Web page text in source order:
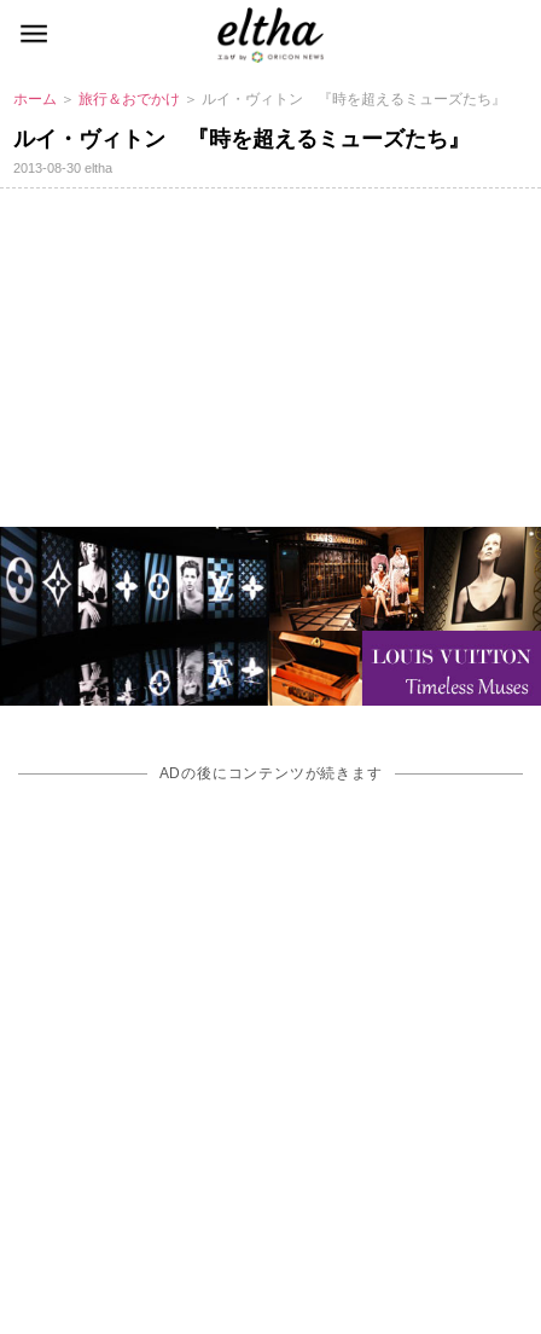
ホーム ＞旅行＆おでかけ ＞ ルイ・ヴィトン 『時を超えるミューズたち』
ルイ・ヴィトン 『時を超えるミューズたち』
2013-08-30eltha
ADの後にコンテンツが続きます